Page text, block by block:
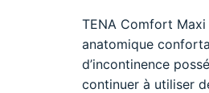
TENA Comfort
anatomique
d’incontinence
continuer à utiliser